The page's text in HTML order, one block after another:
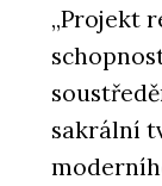
„Projekt
sakrální